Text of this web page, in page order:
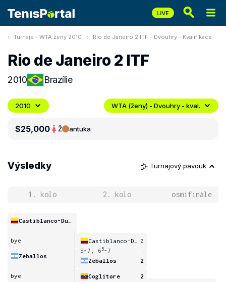
Turnaje - WTA ženy 2010 Rio de Janeiro 2 ITF - Dvouhry - Kvalifikace
Rio de Janeiro 2 ITF
2010 Brazílie
2010 WTA (ženy) - Dvouhry - kval.
$25,000 Ž antuka
Výsledky Turnajový pavouk
1. kolo 2. kolo osmifinále
bye
Zeballos
bye
0
5-7, 6 5-7
Zeballos
2
Coglitore
2